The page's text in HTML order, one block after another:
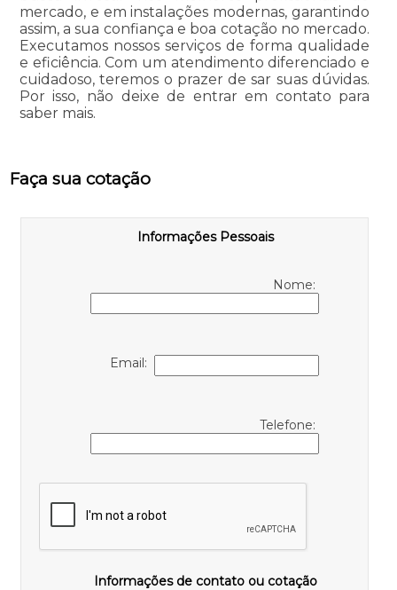
mercado, e em instalações modernas, garantindo
assim, a sua confiança e boa cotação no mercado.
Executamos nossos serviços de forma qualidade
e eficiência. Com um atendimento diferenciado e
cuidadoso, teremos o prazer de sar suas dúvidas.
Por isso, não deixe de entrar em contato para
saber mais.
Faça sua cotação
Informações Pessoais
Nome:
Email:
Telefone:
Informações de contato ou cotação